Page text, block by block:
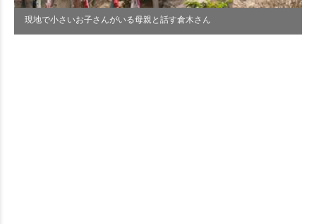
現地で小さいお子さんがいる母親と話す倉木さん